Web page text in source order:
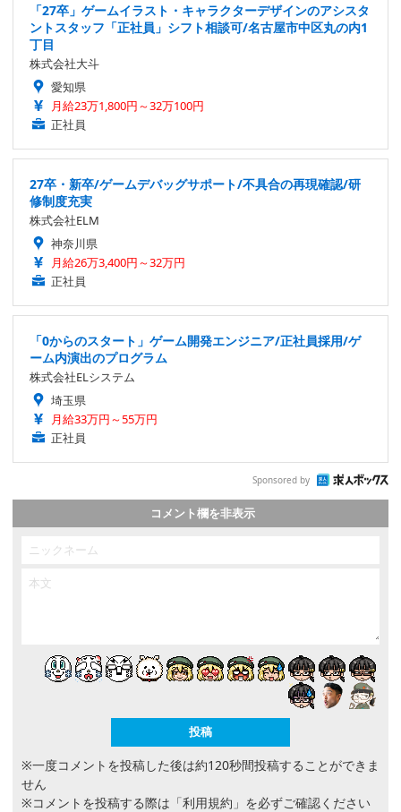
「27卒」ゲームイラスト・キャラクターデザインのアシスタ
ントスタッフ「正社員」シフト相談可/名古屋市中区丸の内1
丁目
株式会社大斗
愛知県
月給23万1,800円～32万100円
正社員
27卒・新卒/ゲームデバッグサポート/不具合の再現確認/研
修制度充実
株式会社ELM
神奈川県
月給26万3,400円～32万円
正社員
「0からのスタート」ゲーム開発エンジニア/正社員採用/ゲ
ーム内演出のプログラム
株式会社ELシステム
埼玉県
月給33万円～55万円
正社員
Sponsored by
コメント欄を非表示
※一度コメントを投稿した後は約120秒間投稿することができま
せん
※コメントを投稿する際は 「利用規約」 を必ずご確認ください